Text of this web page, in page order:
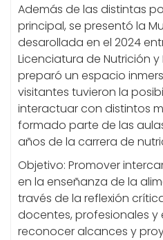
Además de las distintas
principal, se presentó la
desarollada en el 2024
Licenciatura de Nutrición
preparó un espacio
visitantes tuvieron la
interactuar con distintos
formado parte de las
años de la carrera de
Objetivo: Promover
en la enseñanza de la
través de la reflexión
docentes, profesionales y
reconocer alcances y